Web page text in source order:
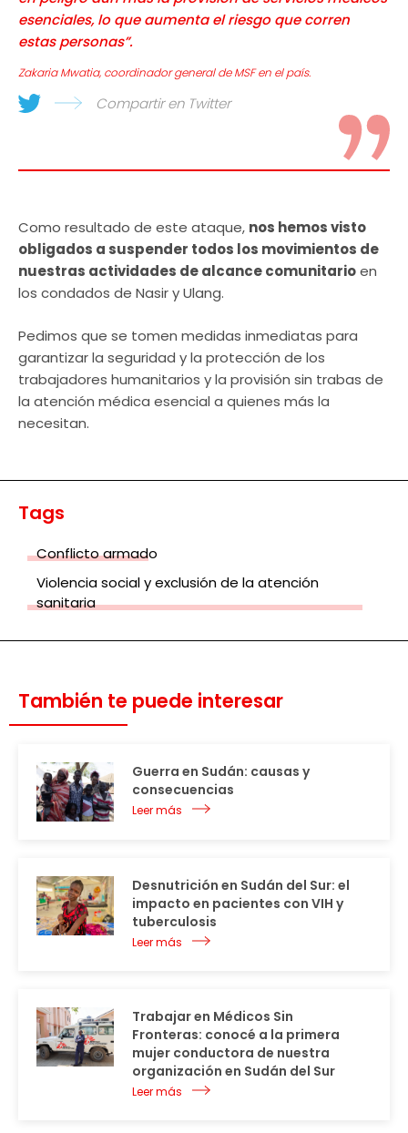
esenciales, lo que aumenta el riesgo que corren
estas personas”.
Zakaria Mwatia, coordinador general de MSF en el país.
Compartir en Twitter
Como resultado de este ataque, nos hemos visto
obligados a suspender todos los movimientos de
nuestras actividades de alcance comunitarioen
los condados de Nasir y Ulang.
Pedimos que se tomen medidas inmediatas para
garantizar la seguridad y la protección de los
trabajadores humanitarios y la provisión sin trabas de
la atención médica esencial a quienes más la
necesitan.
Tags
Conflicto armado
Violencia social y exclusión de la atención
sanitaria
También te puede interesar
Guerra en Sudán: causas y
consecuencias
Leer más
Desnutrición en Sudán del Sur: el
impacto en pacientes con VIH y
tuberculosis
Leer más
Trabajar en Médicos Sin
Fronteras: conocé a la primera
mujer conductora de nuestra
organización en Sudán del Sur
Leer más